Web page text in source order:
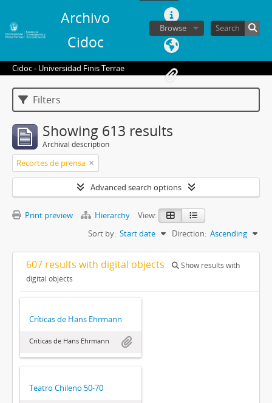
Archivo
Cidoc
Browse
Cidoc - Universidad Finis Terrae
Filters
Showing 613 results
Archival description
Recortes de prensa
Advanced search options
Print preview Hierarchy
View:
Sort by: Start date Direction: Ascending
607 results with digital objects
Show results with
digital objects
Críticas de Hans Ehrmann
Críticas de Hans Ehrmann
Teatro Chileno 50-70